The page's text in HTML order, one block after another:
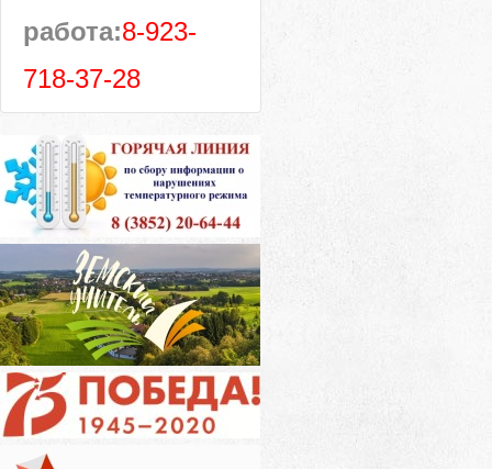
работа:8-923-
718-37-28